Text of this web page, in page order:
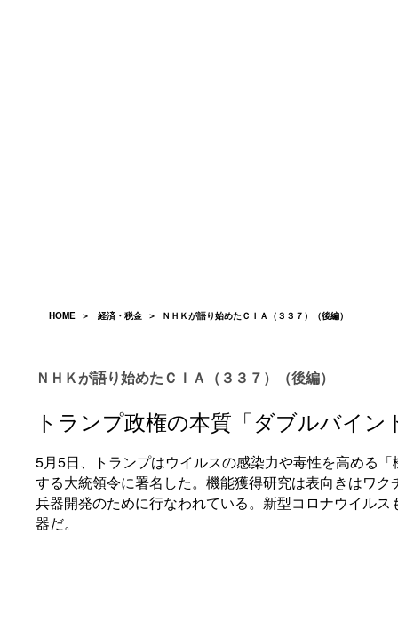
HOME ＞ 経済・税金 ＞ ＮＨＫが語り始めたＣＩＡ（３３７）（後編）
ＮＨＫが語り始めたＣＩＡ（３３７）（後編）
トランプ政権の本質「ダブルバイン
5月5日、トランプはウイルスの感染力や毒性を高める
する大統領令に署名した。機能獲得研究は表向きはワ
兵器開発のために行なわれている。新型コロナウイル
器だ。